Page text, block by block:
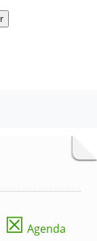
☒ Agenda